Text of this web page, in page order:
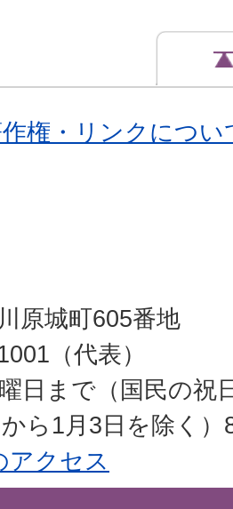
権・リンクについ
原城町605番地
（代表）
日まで（国民の祝
ら1月3日を除く
アクセス